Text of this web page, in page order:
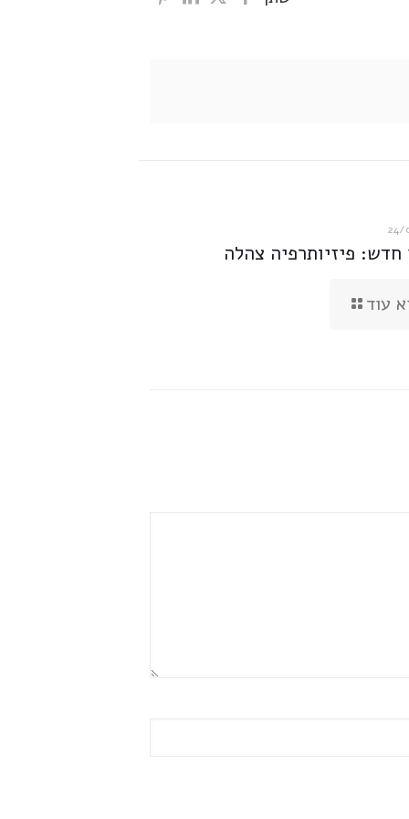
24/
חדש: פיזיותרפיה צהלה
עוד